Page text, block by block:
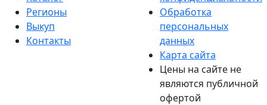
Регионы
Выкуп
Контакты
Обработка
персональных
данных
Карта сайта
Цены на сайте не
являются публичной
офертой